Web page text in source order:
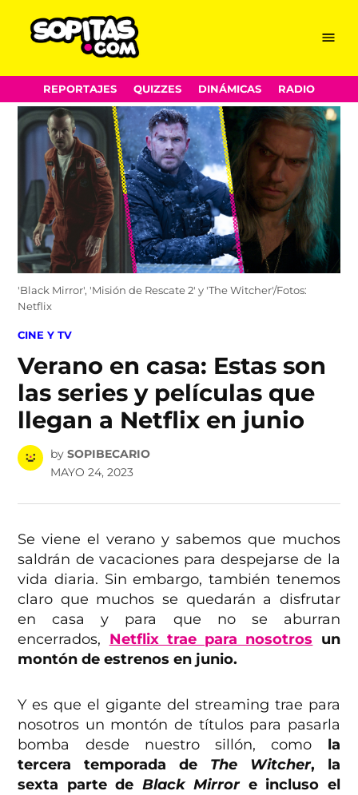
Skip
to
content
Menu
REPORTAJES QUIZZES DINÁMICAS RADIO
'Black Mirror', 'Misión de Rescate 2' y 'The Witcher'/Fotos:
Netflix
POSTED
CINE Y TV
Verano en casa: Estas son
las series y películas que
llegan a Netflix en junio
by SOPIBECARIO
MAYO 24, 2023
Se viene el verano y sabemos que muchos
saldrán de vacaciones para despejarse de la
vida diaria. Sin embargo, también tenemos
claro que muchos se quedarán a disfrutar
en casa y para que no se aburran
encerrados, Netflix trae para nosotros un
montón de estrenos en junio.
Y es que el gigante del streaming trae para
nosotros un montón de títulos para pasarla
bomba desde nuestro sillón, como la
tercera temporada de The Witcher, la
sexta parte de Black Mirrore incluso el